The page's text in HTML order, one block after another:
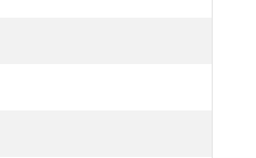
PRZY UL. OBORNICKIEJ PRZEZ PL. DOMINIKAŃSKI
REALIZOWANY DO ZAJEZDNI PRZY UL.
GŁÓWNEGO REALIZOWANY DO ZAJEZDNI